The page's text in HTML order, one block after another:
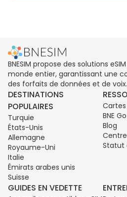
BNESIM propose des solutions
monde entier, garantissant une
des forfaits de données et de voix.
DESTINATIONS
POPULAIRES
Turquie
États-Unis
Allemagne
Royaume-Uni
Italie
Émirats arabes unis
Suisse
Cartes
BNE
Blog
Statut
GUIDES EN VEDETTE